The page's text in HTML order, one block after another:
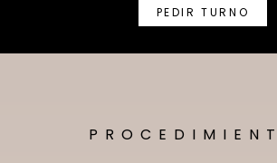
PEDIR TURNO